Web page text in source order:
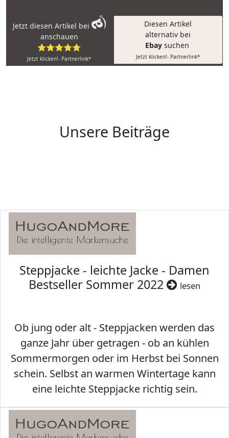
Jetzt diesen Artikel bei
anschauen
⭐⭐⭐⭐⭐
Jetzt klicken!- Partnerlink*
Diesen Artikel
alternativ bei
Ebay suchen
Jetzt klicken!- Partnerlink*
Unsere Beiträge
Steppjacke - leichte Jacke - Damen
Bestseller Sommer 2022
lesen
Ob jung oder alt - Steppjacken werden das
ganze Jahr über getragen - ob an kühlen
Sommermorgen oder im Herbst bei Sonnen
schein. Selbst an warmen Wintertage kann
eine leichte Steppjacke richtig sein.